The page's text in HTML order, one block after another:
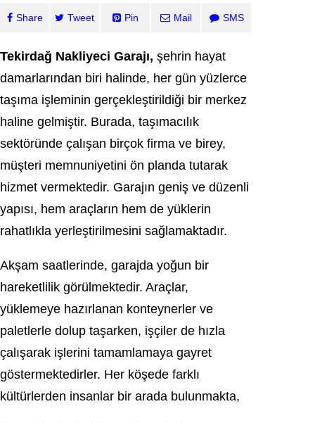
Share Tweet Pin Mail SMS
Tekirdağ Nakliyeci Garajı, şehrin hayat
damarlarından biri halinde, her gün yüzlerce
taşıma işleminin gerçekleştirildiği bir merkez
haline gelmiştir. Burada, taşımacılık
sektöründe çalışan birçok firma ve birey,
müşteri memnuniyetini ön planda tutarak
hizmet vermektedir. Garajın geniş ve düzenli
yapısı, hem araçların hem de yüklerin
rahatlıkla yerleştirilmesini sağlamaktadır.
Akşam saatlerinde, garajda yoğun bir
hareketlilik görülmektedir. Araçlar,
yüklemeye hazırlanan konteynerler ve
paletlerle dolup taşarken, işçiler de hızla
çalışarak işlerini tamamlamaya gayret
göstermektedirler. Her köşede farklı
kültürlerden insanlar bir arada bulunmakta,